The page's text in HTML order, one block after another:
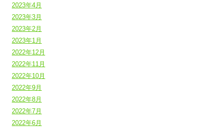
2023年4月
2023年3月
2023年2月
2023年1月
2022年12月
2022年11月
2022年10月
2022年9月
2022年8月
2022年7月
2022年6月